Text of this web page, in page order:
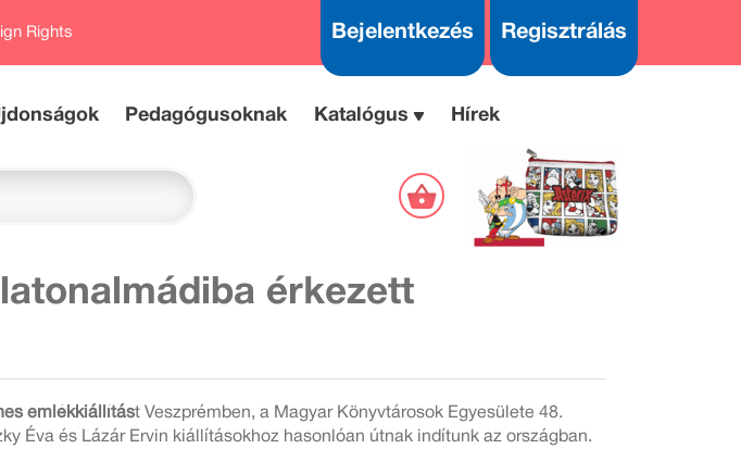
Rights Bejelentkezés Regisztrálás
Pedagógusoknak Katalógus Hírek
érkezett
emlékkiállítást Veszprémben, a Magyar Könyvtárosok Egyesülete 48.
Éva és Lázár Ervin kiállításokhoz hasonlóan útnak indítunk az országban.